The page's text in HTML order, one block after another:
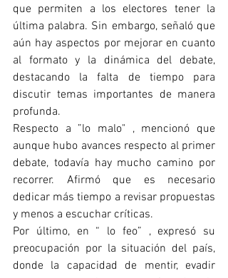
que permiten a los electores tener la
última palabra. Sin embargo, señaló que
aún hay aspectos por mejorar en cuanto
al formato y la dinámica del debate,
destacando la falta de tiempo para
discutir temas importantes de manera
profunda.
Respecto a ”lo malo" , mencionó que
aunque hubo avances respecto al primer
debate, todavía hay mucho camino por
recorrer. Afirmó que es necesario
dedicar más tiempo a revisar propuestas
y menos a escuchar críticas.
Por último, en “ lo feo” , expresó su
preocupación por la situación del país,
donde la capacidad de mentir, evadir